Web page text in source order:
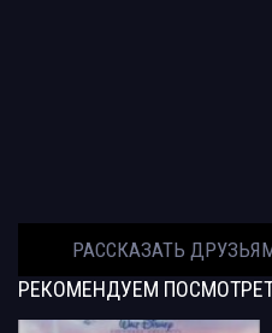
РАССКАЗАТЬ
РЕКОМЕНДУЕМ